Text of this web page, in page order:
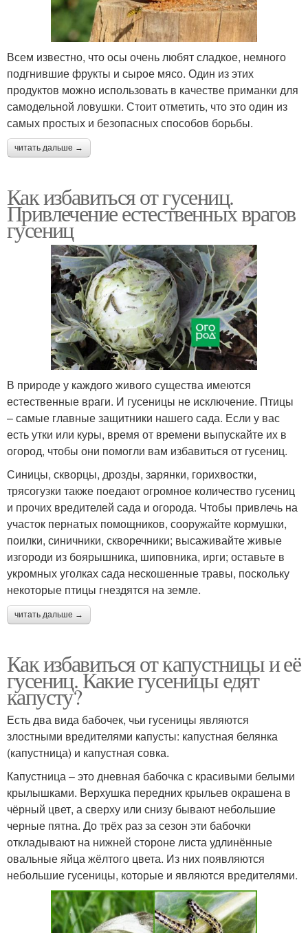
Всем известно, что осы очень любят сладкое, немного
подгнившие фрукты и сырое мясо. Один из этих
продуктов можно использовать в качестве приманки для
самодельной ловушки. Стоит отметить, что это один из
самых простых и безопасных способов борьбы.
читать дальше →
Как избавиться от гусениц.
Привлечение естественных врагов
гусениц
В природе у каждого живого существа имеются
естественные враги. И гусеницы не исключение. Птицы
– самые главные защитники нашего сада. Если у вас
есть утки или куры, время от времени выпускайте их в
огород, чтобы они помогли вам избавиться от гусениц.
Синицы, скворцы, дрозды, зарянки, горихвостки,
трясогузки также поедают огромное количество гусениц
и прочих вредителей сада и огорода. Чтобы привлечь на
участок пернатых помощников, сооружайте кормушки,
поилки, синичники, скворечники; высаживайте живые
изгороди из боярышника, шиповника, ирги; оставьте в
укромных уголках сада нескошенные травы, поскольку
некоторые птицы гнездятся на земле.
читать дальше →
Как избавиться от капустницы и её
гусениц. Какие гусеницы едят
капусту?
Есть два вида бабочек, чьи гусеницы являются
злостными вредителями капусты: капустная белянка
(капустница) и капустная совка.
Капустница – это дневная бабочка с красивыми белыми
крылышками. Верхушка передних крыльев окрашена в
чёрный цвет, а сверху или снизу бывают небольшие
черные пятна. До трёх раз за сезон эти бабочки
откладывают на нижней стороне листа удлинённые
овальные яйца жёлтого цвета. Из них появляются
небольшие гусеницы, которые и являются вредителями.